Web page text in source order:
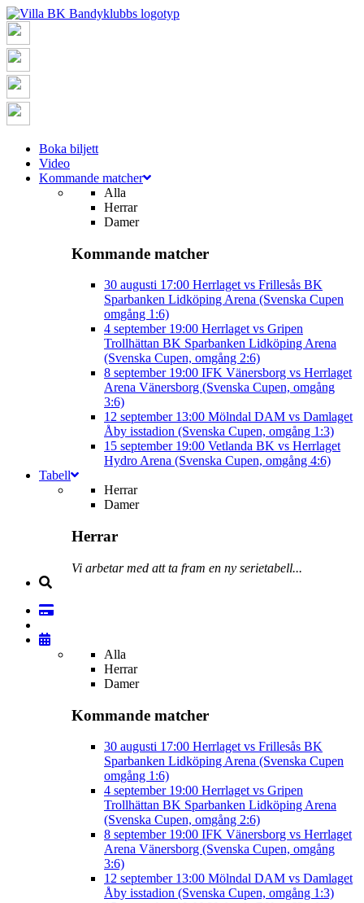
Boka biljett
Video
Kommande matcher
Alla
Herrar
Damer
Kommande matcher
30 augusti 17:00 Herrlaget vs Frillesås BK
Sparbanken Lidköping Arena (Svenska Cupen
omgång 1:6)
4 september 19:00 Herrlaget vs Gripen
Trollhättan BK Sparbanken Lidköping Arena
(Svenska Cupen, omgång 2:6)
8 september 19:00 IFK Vänersborg vs Herrlaget
Arena Vänersborg (Svenska Cupen, omgång
3:6)
12 september 13:00 Mölndal DAM vs Damlaget
Åby isstadion (Svenska Cupen, omgång 1:3)
15 september 19:00 Vetlanda BK vs Herrlaget
Hydro Arena (Svenska Cupen, omgång 4:6)
Tabell
Herrar
Damer
Herrar
Vi arbetar med att ta fram en ny serietabell...
Alla
Herrar
Damer
Kommande matcher
30 augusti 17:00 Herrlaget vs Frillesås BK
Sparbanken Lidköping Arena (Svenska Cupen
omgång 1:6)
4 september 19:00 Herrlaget vs Gripen
Trollhättan BK Sparbanken Lidköping Arena
(Svenska Cupen, omgång 2:6)
8 september 19:00 IFK Vänersborg vs Herrlaget
Arena Vänersborg (Svenska Cupen, omgång
3:6)
12 september 13:00 Mölndal DAM vs Damlaget
Åby isstadion (Svenska Cupen, omgång 1:3)